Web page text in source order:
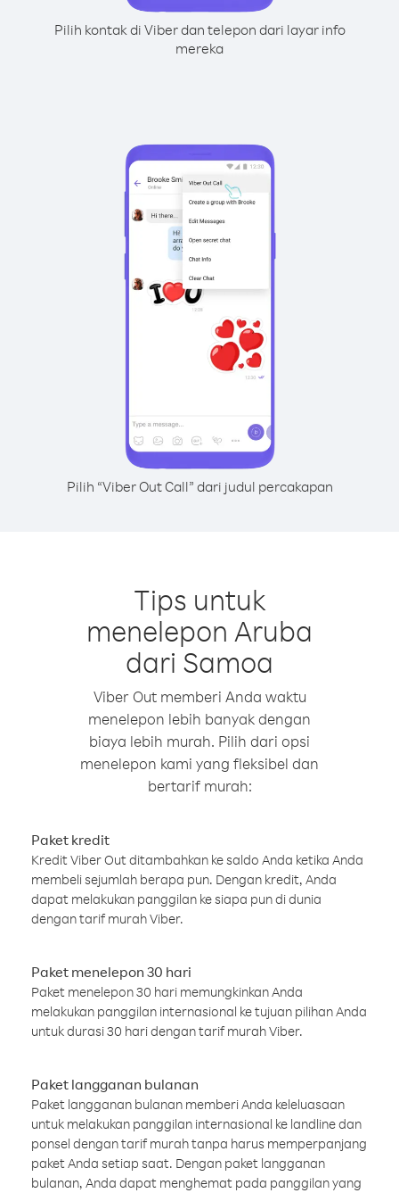
Pilih kontak di Viber dan telepon dari layar info
mereka
Pilih “Viber Out Call” dari judul percakapan
Tips untuk
menelepon Aruba
dari Samoa
Viber Out memberi Anda waktu
menelepon lebih banyak dengan
biaya lebih murah. Pilih dari opsi
menelepon kami yang fleksibel dan
bertarif murah:
Paket kredit
Kredit Viber Out ditambahkan ke saldo Anda ketika Anda
membeli sejumlah berapa pun. Dengan kredit, Anda
dapat melakukan panggilan ke siapa pun di dunia
dengan tarif murah Viber.
Paket menelepon 30 hari
Paket menelepon 30 hari memungkinkan Anda
melakukan panggilan internasional ke tujuan pilihan Anda
untuk durasi 30 hari dengan tarif murah Viber.
Paket langganan bulanan
Paket langganan bulanan memberi Anda keleluasaan
untuk melakukan panggilan internasional ke landline dan
ponsel dengan tarif murah tanpa harus memperpanjang
paket Anda setiap saat. Dengan paket langganan
bulanan, Anda dapat menghemat pada panggilan yang